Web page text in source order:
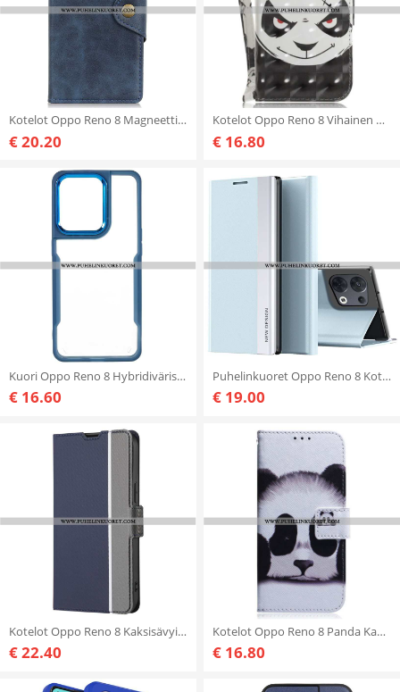
Kotelot Oppo Reno 8 Magneettinen Painike
€ 20.20
Kotelot Oppo Reno 8 Vihainen Panda Kaulanauhan Kanssa
€ 16.80
Kuori Oppo Reno 8 Hybridiväriset Reunat
€ 16.60
Puhelinkuoret Oppo Reno 8 Kotelot Flip Uusi Muotoilu
€ 19.00
Kotelot Oppo Reno 8 Kaksisävyinen
€ 22.40
Kotelot Oppo Reno 8 Panda Kaulanauhalla
€ 16.80